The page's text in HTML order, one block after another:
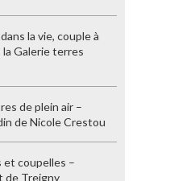
la vie, couple à
la Galerie terres
de plein air –
de Nicole Crestou
coupelles –
de Treigny